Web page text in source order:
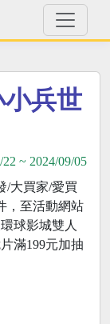
兵世
22 ~ 2024/09/05
/大買家/愛買
，至活動網站
球影城雙人
滿199元加抽